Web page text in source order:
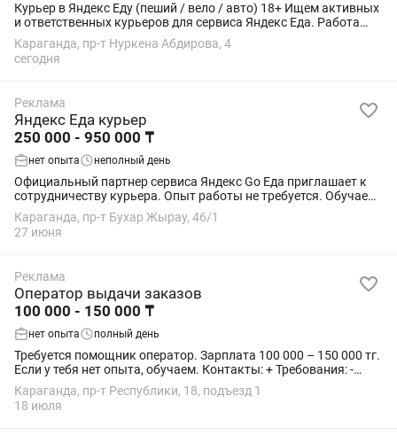
Курьер в Яндекс Еду (пеший / вело / авто) 18+ Ищем активных
и ответственных курьеров для сервиса Яндекс Еда. Работа
подойдёт студентам, как подработка или основной доход.
Условия: • Свободный...
Караганда, пр-т Нуркена Абдирова, 4
сегодня
Реклама
Яндекс Еда курьер
250 000 - 950 000 ₸
нет опыта неполный день
Официальный партнер сервиса Яндекс Go Еда приглашает к
сотрудничеству курьера. Опыт работы не требуется. Обучаем,
выдаем инвентарь и выводим на линию в день обращения.
ДОХОД И ВЫПЛАТЫ: Мы предлагаем...
Караганда, пр-т Бухар Жырау, 46/1
27 июня
Реклама
Оператор выдачи заказов
100 000 - 150 000 ₸
нет опыта полный день
Требуется помощник оператор. Зарплата 100 000 – 150 000 тг.
Если у тебя нет опыта, обучаем. Контакты: + Требования: -
Умение работать с ПК. - Опыт работы. - Проживание район
Города,...
Караганда, пр-т Республики, 18, подъезд 1
18 июля